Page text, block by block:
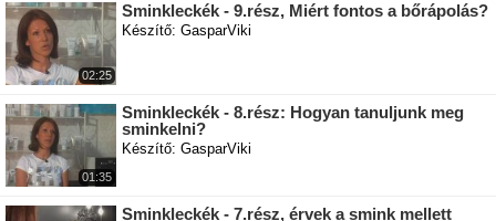
02:25
Sminkleckék - 9.rész, Miért fontos a bőrápolás?
Készítő: GasparViki
01:35
Sminkleckék - 8.rész: Hogyan tanuljunk meg
sminkelni?
Készítő: GasparViki
Sminkleckék - 7.rész, érvek a smink mellett